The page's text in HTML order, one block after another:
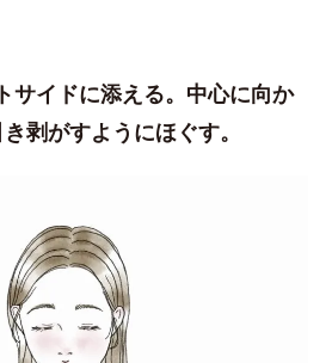
サイドに添える。中心に向か
剥がすようにほぐす。